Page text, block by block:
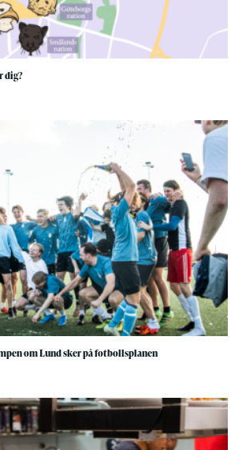
dig?
om Lund sker på fotbollsplanen